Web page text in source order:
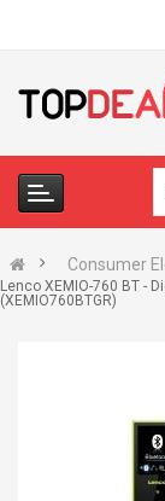
Consumer
Lenco XEMIO-760 BT -
(XEMIO760BTGR)